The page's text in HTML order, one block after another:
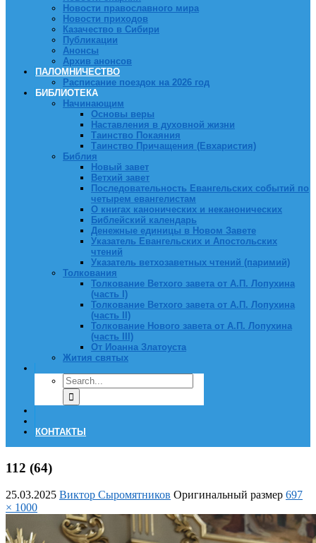
Новости православного мира
Новости приходов
Казачество в Сибири
Публикации
Анонсы
Архив анонсов
ПАЛОМНИЧЕСТВО
Расписание поездок на 2026 год
БИБЛИОТЕКА
Начинающим
Основы веры
Наставления в духовной жизни
Таинство Покаяния
Таинство Причащения (Евхаристия)
Библия
Новый завет
Ветхий завет
Последовательность Евангельских событий по
четырем евангелистам
О книгах канонических и неканонических
Библейский календарь
Денежные единицы в Новом Завете
Указатель Евангельских и Апостольских
чтений
Указатель ветхозаветных чтений (паримий)
Толкования
Толкование Ветхого завета от А.П. Лопухина
(часть I)
Толкование Ветхого завета от А.П. Лопухина
(часть II)
Толкование Нового завета от А.П. Лопухина
(часть III)
От Иоанна Златоуста
Жития святых
КОНТАКТЫ
112 (64)
25.03.2025 Виктор Сыромятников Оригинальный размер 697
× 1000